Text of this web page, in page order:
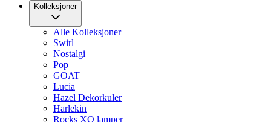
Kolleksjoner
Alle Kolleksjoner
Swirl
Nostalgi
Pop
GOAT
Lucia
Hazel Dekorkuler
Harlekin
Rocks XO lamper